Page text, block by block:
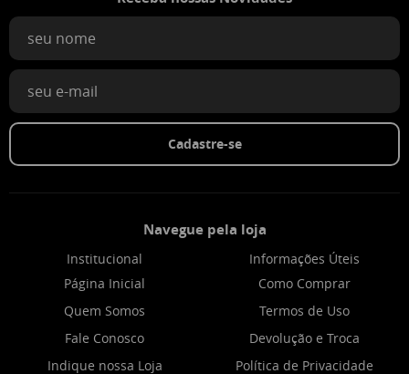
Cadastre-se
Navegue pela loja
Institucional
Página Inicial
Quem Somos
Fale Conosco
Indique nossa Loja
Informações Úteis
Como Comprar
Termos de Uso
Devolução e Troca
Política de Privacidade